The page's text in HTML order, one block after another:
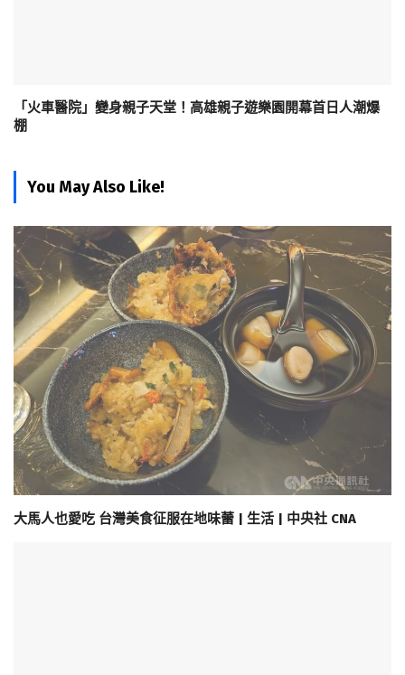
「火車醫院」變身親子天堂！高雄親子遊樂園開幕首日人潮爆
棚
You May Also Like!
大馬人也愛吃 台灣美食征服在地味蕾 | 生活 | 中央社 CNA